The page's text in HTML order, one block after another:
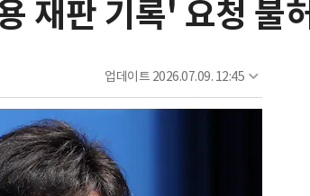
재판 기록' 요청 불허
업데이트 2026.07.09. 12:45